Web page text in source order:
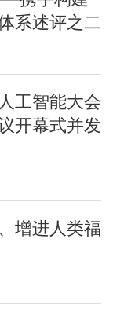
系述评之二
工智能大会
开幕式并发
增进人类福